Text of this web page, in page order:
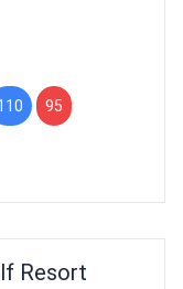
95
Resort